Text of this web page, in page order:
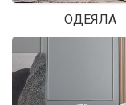
ОДЕЯЛА